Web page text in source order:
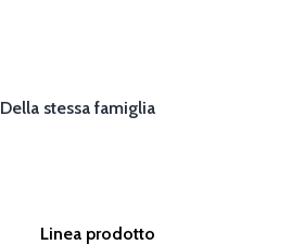
Della stessa famiglia
Linea prodotto